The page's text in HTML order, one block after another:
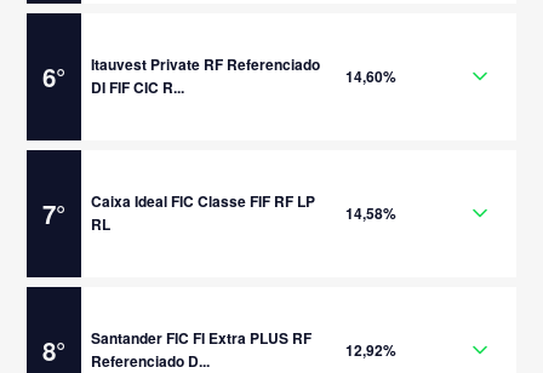
6°
Itauvest Private RF Referenciado
DI FIF CIC R...
14,60%
7°
Caixa Ideal FIC Classe FIF RF LP
RL
14,58%
8°
Santander FIC FI Extra PLUS RF
Referenciado D...
12,92%